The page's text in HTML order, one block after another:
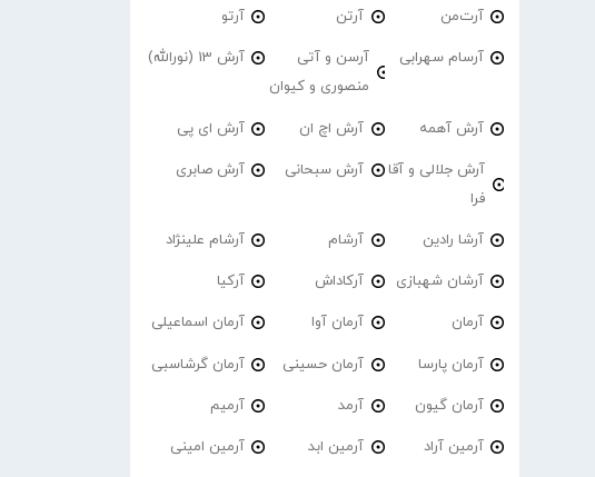
آرت‌من آرتن آرتو
آرسام سهرابی
آرسن و آتی
منصوری و کیوان
آرش 13 (نورالله)
آرش آهمه آرش اچ ان آرش ای پی
آرش جلالی و آقا
فرا
آرش سبحانی آرش صابری
آرشا رادین آرشام آرشام علینژاد
آرشان شهبازی آرکاداش آرکیا
آرمان آرمان آوا آرمان اسماعیلی
آرمان پارسا آرمان حسینی آرمان گرشاسبی
آرمان گیون آرمد آرمیم
آرمین آراد آرمین ابد آرمین امینی